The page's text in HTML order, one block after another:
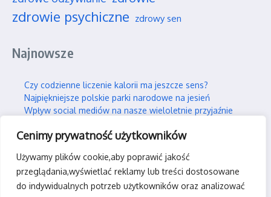
Cenimy prywatność użytkowników
Używamy plików cookie,aby poprawić jakość
przeglądania,wyświetlać reklamy lub treści dostosowane
do indywidualnych potrzeb użytkowników oraz analizować
zdrowie psychiczne zdrowy sen
Najnowsze
Czy codzienne liczenie kalorii ma jeszcze sens?
Najpiękniejsze polskie parki narodowe na jesień
Wpływ social mediów na nasze wieloletnie przyjaźnie
Jak skutecznie wspierać swojego partnera w silnym stresie?
Kontakt